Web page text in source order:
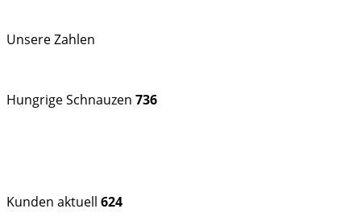
Unsere Zahlen
Hungrige Schnauzen 736
Kunden aktuell 624